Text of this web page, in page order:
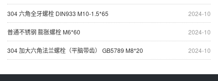
2024-10
304 六角全牙螺栓 DIN933 M10-1.5*65
2024-10
普通不锈钢 膨胀螺栓 M6*60
2024-10
304 加大六角法兰螺栓（平脑带齿） GB5789 M8*20